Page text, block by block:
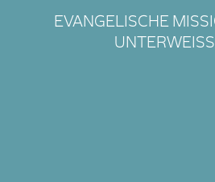
EVANGELISCHE